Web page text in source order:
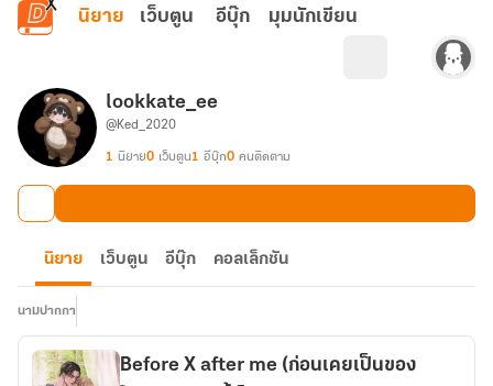
ข้ามไปยังเนื้อหาหลัก
นิยาย เว็บตูน อีบุ๊ก มุมนักเขียน
lookkate_ee
@Ked_2020
1 นิยาย0 เว็บตูน1 อีบุ๊ก0 คนติดตาม
นิยาย เว็บตูน อีบุ๊ก คอลเล็กชัน
นามปากกา
Before X after me (ก่อนเคยเป็นของ